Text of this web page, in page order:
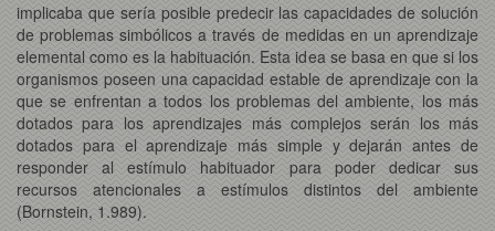
implicaba que sería posible predecir las capacidades de solución
de problemas simbólicos a través de medidas en un aprendizaje
elemental como es la habituación. Esta idea se basa en que si los
organismos poseen una capacidad estable de aprendizaje con la
que se enfrentan a todos los problemas del ambiente, los más
dotados para los aprendizajes más complejos serán los más
dotados para el aprendizaje más simple y dejarán antes de
responder al estímulo habituador para poder dedicar sus
recursos atencionales a estímulos distintos del ambiente
(Bornstein, 1.989).